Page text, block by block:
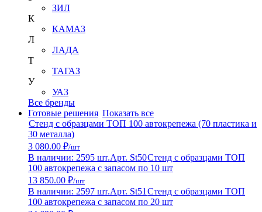
ЗИЛ
К
КАМАЗ
Л
ЛАДА
Т
ТАГАЗ
У
УАЗ
Все бренды
Готовые решения Показать все
Стенд с образцами ТОП 100 автокрепежа (70 пластика и
30 металла)
3 080.00 ₽/шт
В наличии: 2595 шт.Арт. St50Стенд с образцами ТОП
100 автокрепежа с запасом по 10 шт
13 850.00 ₽/шт
В наличии: 2597 шт.Арт. St51 Стенд с образцами ТОП
100 автокрепежа с запасом по 20 шт